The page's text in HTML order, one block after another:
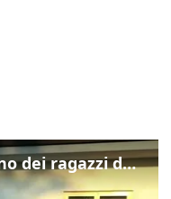
Caso Pradamano, parla uno dei ragazzi denunciati per la limonata: "Volevo anche aiutare i miei"